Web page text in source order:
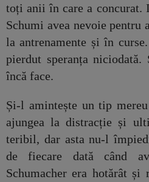
toți anii în care a concurat.
Schumi avea nevoie pentru
la antrenamente și în
pierdut speranța
încă face.
Și-l amintește un tip
ajungea la distracție și
teribil, dar asta nu-l
de fiecare dată când
Schumacher era hotărât și